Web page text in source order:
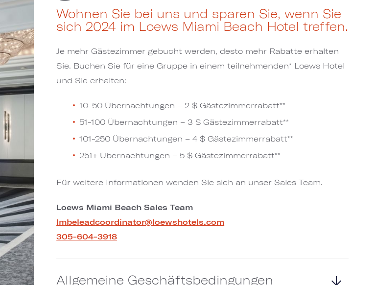
Wohnen Sie bei uns und sparen Sie, wenn Sie
sich 2024 im Loews Miami Beach Hotel treffen.
Je mehr Gästezimmer gebucht werden, desto mehr Rabatte erhalten
Sie. Buchen Sie für eine Gruppe in einem teilnehmenden* Loews Hotel
und Sie erhalten:​​​​​​​
10-50 Übernachtungen – 2 $ Gästezimmerrabatt​​​​​​​**
51-100 Übernachtungen – 3 $ Gästezimmerrabatt​​​​​​​**
101-250 Übernachtungen – 4 $ Gästezimmerrabatt​​​​​​​**
251+ Übernachtungen – 5 $ Gästezimmerrabatt**
Für weitere Informationen wenden Sie sich an unser Sales Team.
Loews Miami Beach Sales Team
lmbeleadcoordinator@loewshotels.com
305-604-3918
Allgemeine Geschäftsbedingungen